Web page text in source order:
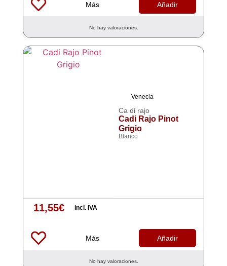
Más Añadir
No hay valoraciones.
Venecia
Ca di rajo
Cadi Rajo Pinot
Grigio
Blanco
11,55€ incl. IVA
Más Añadir
No hay valoraciones.